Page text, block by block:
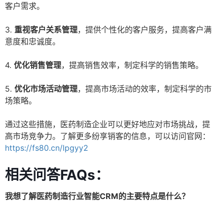
客户需求。
3. 重视客户关系管理，提供个性化的客户服务，提高客户满
意度和忠诚度。
4. 优化销售管理，提高销售效率，制定科学的销售策略。
5. 优化市场活动管理，提高市场活动的效率，制定科学的市
场策略。
通过这些措施，医药制造企业可以更好地应对市场挑战，提
高市场竞争力。了解更多纷享销客的信息，可以访问官网：
https://fs80.cn/lpgyy2
相关问答FAQs：
我想了解医药制造行业智能CRM的主要特点是什么？